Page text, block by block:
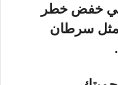
غفي خفض خطر
مثل سرطان